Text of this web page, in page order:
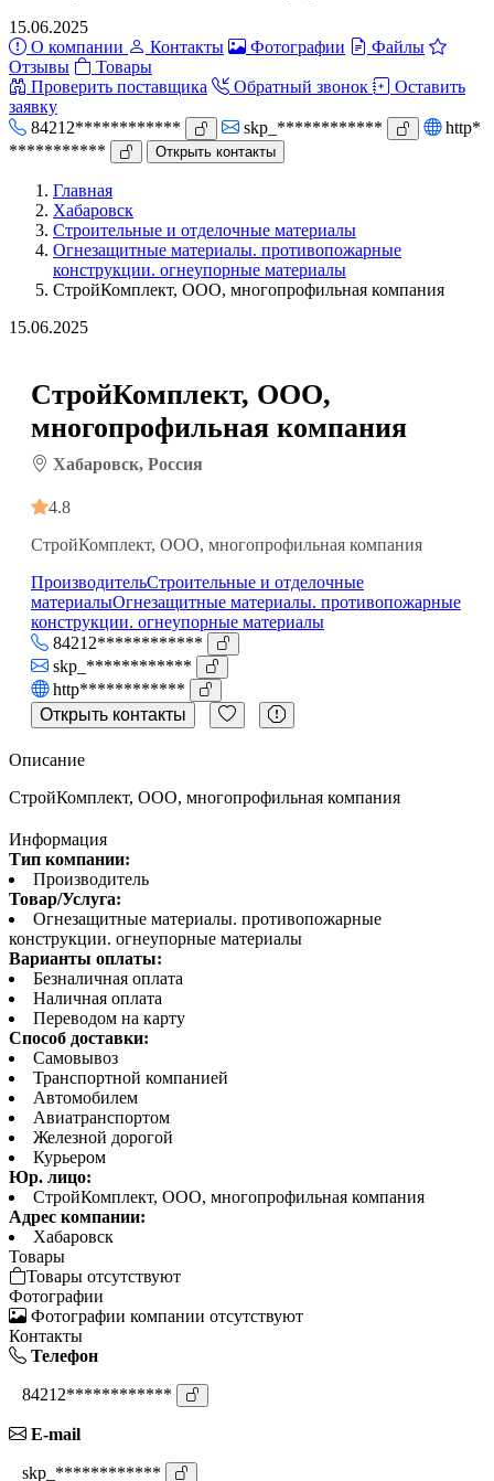
15.06.2025
О компании
Контакты Фотографии
Файлы
Отзывы
Товары
Проверить поставщика
Обратный звонок
Оставить
заявку
84212************
skp_************
http*
***********
Открыть контакты
Главная
Хабаровск
Строительные и отделочные материалы
Огнезащитные материалы. противопожарные
конструкции. огнеупорные материалы
СтройКомплект, ООО, многопрофильная компания
15.06.2025
СтройКомплект, ООО,
многопрофильная компания
Хабаровск, Россия
4.8
СтройКомплект, ООО, многопрофильная компания
ПроизводительСтроительные и отделочные
материалыОгнезащитные материалы. противопожарные
конструкции. огнеупорные материалы
84212************
skp_************
http************
Открыть контакты
Описание
СтройКомплект, ООО, многопрофильная компания
Информация
Тип компании:
Производитель
Товар/Услуга:
Огнезащитные материалы. противопожарные
конструкции. огнеупорные материалы
Варианты оплаты:
Безналичная оплата
Наличная оплата
Переводом на карту
Способ доставки:
Самовывоз
Транспортной компанией
Автомобилем
Авиатранспортом
Железной дорогой
Курьером
Юр. лицо:
СтройКомплект, ООО, многопрофильная компания
Адрес компании:
Хабаровск
Товары
Товары отсутствуют
Фотографии
Фотографии компании отсутствуют
Контакты
Телефон
84212************
E-mail
skp_************